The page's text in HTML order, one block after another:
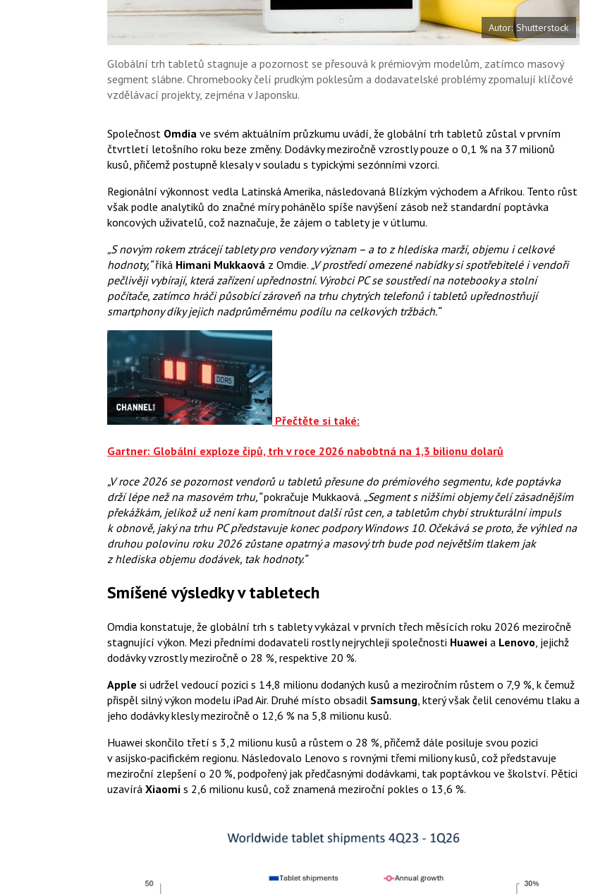
Autor: Shutterstock
Globální trh tabletů stagnuje a pozornost se přesouvá k prémiovým modelům, zatímco masový
segment slábne. Chromebooky čelí prudkým poklesům a dodavatelské problémy zpomalují klíčové
vzdělávací projekty, zejména v Japonsku.
Společnost Omdia ve svém aktuálním průzkumu uvádí, že globální trh tabletů zůstal v prvním
čtvrtletí letošního roku beze změny. Dodávky meziročně vzrostly pouze o 0,1 % na 37 milionů
kusů, přičemž postupně klesaly v souladu s typickými sezónními vzorci.
Regionální výkonnost vedla Latinská Amerika, následovaná Blízkým východem a Afrikou. Tento růst
však podle analytiků do značné míry pohánělo spíše navýšení zásob než standardní poptávka
koncových uživatelů, což naznačuje, že zájem o tablety je v útlumu.
„S novým rokem ztrácejí tablety pro vendory význam – a to z hlediska marží, objemu i celkové
hodnoty,“říká Himani Mukkaová z Omdie. „V prostředí omezené nabídky si spotřebitelé i vendoři
pečlivěji vybírají, která zařízení upřednostní. Výrobci PC se soustředí na notebooky a stolní
počítače, zatímco hráči působící zároveň na trhu chytrých telefonů i tabletů upřednostňují
smartphony díky jejich nadprůměrnému podílu na celkových tržbách.“
Přečtěte si také:
Gartner: Globální exploze čipů, trh v roce 2026 nabobtná na 1,3 bilionu dolarů
„V roce 2026 se pozornost vendorů u tabletů přesune do prémiového segmentu, kde poptávka
drží lépe než na masovém trhu,“pokračuje Mukkaová. „Segment s nižšími objemy čelí zásadnějším
překážkám, jelikož už není kam promítnout další růst cen, a tabletům chybí strukturální impuls
k obnově, jaký na trhu PC představuje konec podpory Windows 10. Očekává se proto, že výhled na
druhou polovinu roku 2026 zůstane opatrný a masový trh bude pod největším tlakem jak
z hlediska objemu dodávek, tak hodnoty.“
Smíšené výsledky v tabletech
Omdia konstatuje, že globální trh s tablety vykázal v prvních třech měsících roku 2026 meziročně
stagnující výkon. Mezi předními dodavateli rostly nejrychleji společnosti Huawei a Lenovo , jejichž
dodávky vzrostly meziročně o 28 %, respektive 20 %.
Apple si udržel vedoucí pozici s 14,8 milionu dodaných kusů a meziročním růstem o 7,9 %, k čemuž
přispěl silný výkon modelu iPad Air. Druhé místo obsadil Samsung , který však čelil cenovému tlaku a
jeho dodávky klesly meziročně o 12,6 % na 5,8 milionu kusů.
Huawei skončilo třetí s 3,2 milionu kusů a růstem o 28 %, přičemž dále posiluje svou pozici
v asijsko‑pacifickém regionu. Následovalo Lenovo s rovnými třemi miliony kusů, což představuje
meziroční zlepšení o 20 %, podpořený jak předčasnými dodávkami, tak poptávkou ve školství. Pětici
uzavírá Xiaomi s 2,6 milionu kusů, což znamená meziroční pokles o 13,6 %.